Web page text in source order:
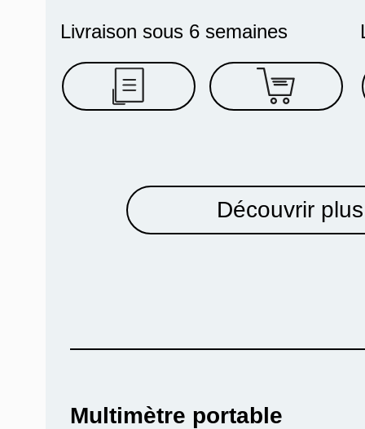
Livraison sous 6 semaines
Découvrir
Multimètre portable